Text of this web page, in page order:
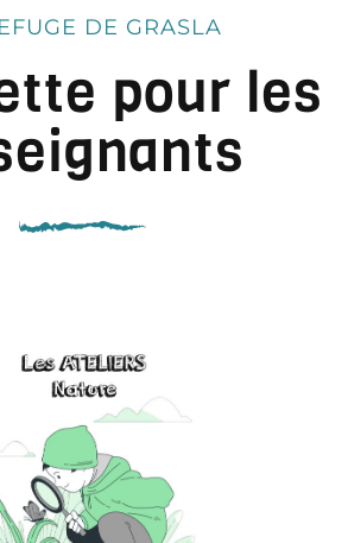
DE GRASLA
pour les